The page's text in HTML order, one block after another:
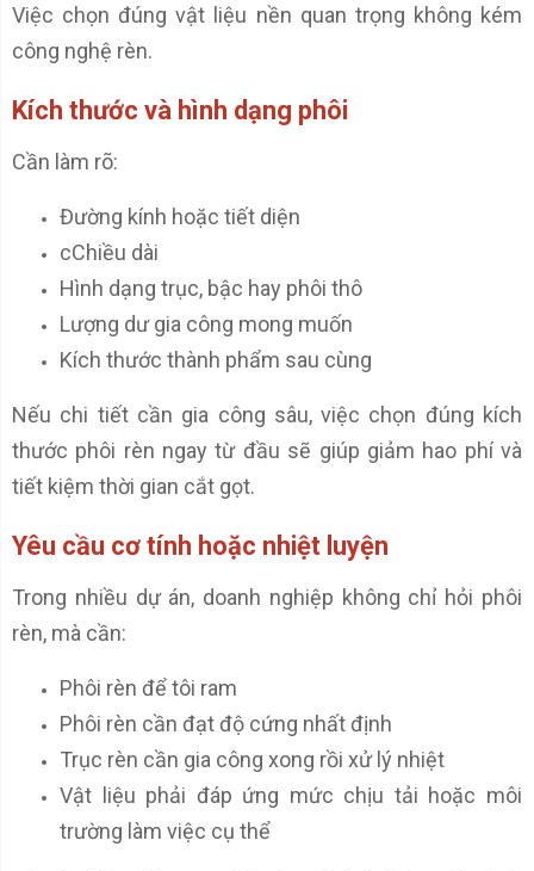
Việc chọn đúng vật liệu nền quan trọng không kém
công nghệ rèn.
Kích thước và hình dạng phôi
Cần làm rõ:
Đường kính hoặc tiết diện
cChiều dài
Hình dạng trục, bậc hay phôi thô
Lượng dư gia công mong muốn
Kích thước thành phẩm sau cùng
Nếu chi tiết cần gia công sâu, việc chọn đúng kích
thước phôi rèn ngay từ đầu sẽ giúp giảm hao phí và
tiết kiệm thời gian cắt gọt.
Yêu cầu cơ tính hoặc nhiệt luyện
Trong nhiều dự án, doanh nghiệp không chỉ hỏi phôi
rèn, mà cần:
Phôi rèn để tôi ram
Phôi rèn cần đạt độ cứng nhất định
Trục rèn cần gia công xong rồi xử lý nhiệt
Vật liệu phải đáp ứng mức chịu tải hoặc môi
trường làm việc cụ thể